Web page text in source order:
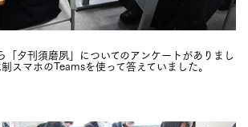
「夕刊須磨夙」についてのアンケートがありまし
スマホのTeamsを使って答えていました。